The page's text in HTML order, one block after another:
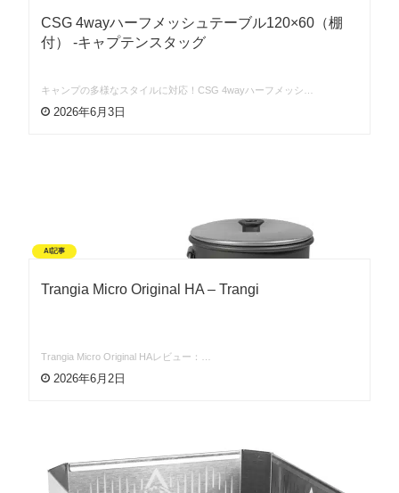
CSG 4wayハーフメッシュテーブル120×60（棚
付） -キャプテンスタッグ
キャンプの多様なスタイルに対応！CSG 4wayハーフメッシ…
2026年6月3日
AI記事
Trangia Micro Original HA – Trangi
Trangia Micro Original HAレビュー：…
2026年6月2日